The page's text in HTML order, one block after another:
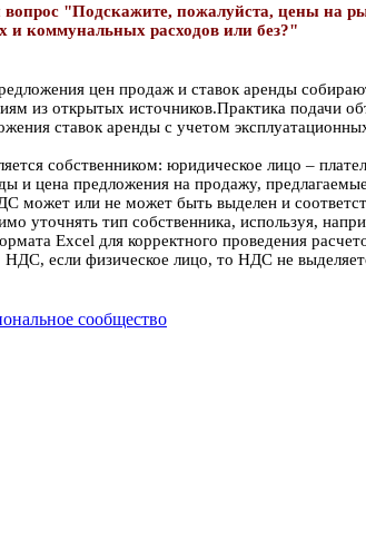
вопрос "Подскажите, пожалуйста, цены на
и коммунальных расходов или без?"
цен продаж и ставок аренды
из открытых источников.Практика подачи
ставок аренды с учетом
собственником: юридическое лицо –
и цена предложения на продажу,
может или не может быть выделен и
уточнять тип собственника, используя,
Excel для корректного проведения
если физическое лицо, то НДС не
сообщество